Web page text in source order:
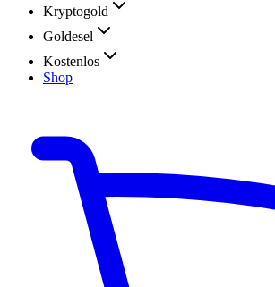
Kryptogold
Goldesel
Kostenlos
Shop